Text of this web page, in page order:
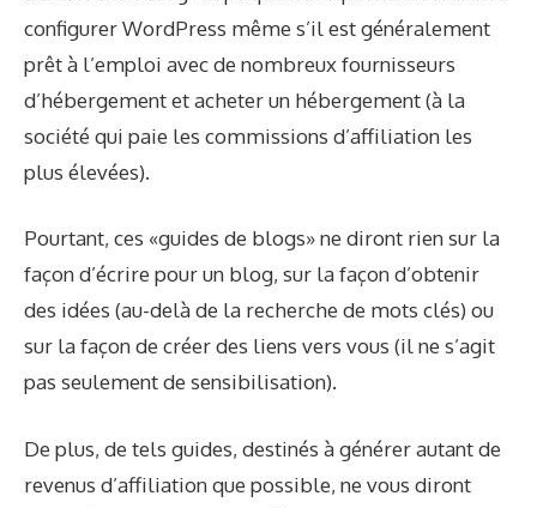
configurer WordPress même s’il est généralement
prêt à l’emploi avec de nombreux fournisseurs
d’hébergement et acheter un hébergement (à la
société qui paie les commissions d’affiliation les
plus élevées).
Pourtant, ces «guides de blogs» ne diront rien sur la
façon d’écrire pour un blog, sur la façon d’obtenir
des idées (au-delà de la recherche de mots clés) ou
sur la façon de créer des liens vers vous (il ne s’agit
pas seulement de sensibilisation).
De plus, de tels guides, destinés à générer autant de
revenus d’affiliation que possible, ne vous diront